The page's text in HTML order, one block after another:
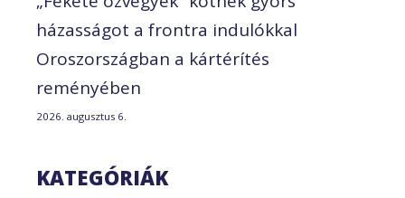
házasságot a frontra indulókkal
Oroszországban a kártérítés
reményében
2026. augusztus 6.
KATEGÓRIÁK